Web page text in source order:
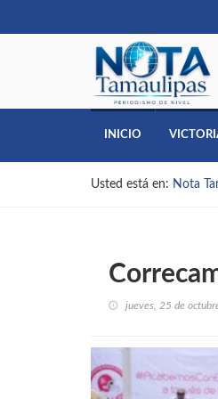
INICIO
Usted está en: Nota
jueves, 25 de